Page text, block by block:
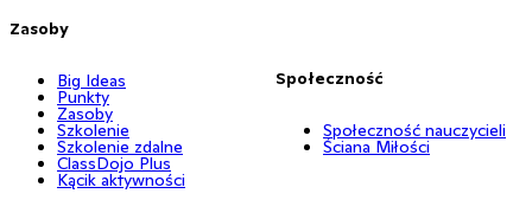
Zasoby
Big Ideas
Punkty
Zasoby
Szkolenie
Szkolenie zdalne
ClassDojo Plus
Kącik aktywności
Społeczność
Społeczność nauczycieli
Ściana Miłości